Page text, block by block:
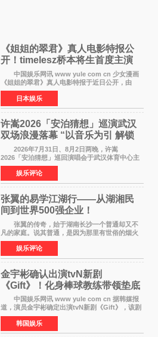
《姐姐的翠君》真人电影特报公
开！timelesz桥本将生首度主演
12月4日上映
中国娱乐网讯 www yule com cn 少女漫画
《姐姐的翠君》真人电影特报于近日公开，由
timelesz成员桥本将生担任主演，这也是他首次
担任电影主演，引发高度关注。 女高中生咲
苗翠（中岛瑠菜
日本娱乐
许嵩2026「安泊猜想」巡演武汉
双场浪漫落幕 “以音乐为引 解锁
江城记忆”
2026年7月31日、8月2日两晚，许嵩
2026「安泊猜想」巡回演唱会于武汉体育中心主
体育场盛大开唱。许嵩与数万歌迷在此相聚，从
浪漫惬意的舞台设计到充满诚意与惊喜的现场互
动，共同开启了一场关于
娱乐评论
张翼的易学江湖行——从湖湘民
间到世界500强企业！
张翼的传奇，始于湖南长沙一个普通却又不
凡的家庭。说其普通，是因为那里有世俗的烟火
气；说其不凡，是因为家中有一位洞悉天地玄机
的长者——他的爷爷。作为当地的风水师，爷爷
是张翼走进易学
娱乐评论
金宇彬确认出演tvN新剧
《Gift》！化身棒球教练带领垫底
球队逆袭
中国娱乐网讯 www yule com cn 据韩媒报
道，演员金宇彬确定出演tvN新剧《Gift》，该剧
预计将于下半年播出，引发观众高度期待。
本剧改编自同名网络漫画，讲述一位经历意外事
故后获得特殊
韩国娱乐